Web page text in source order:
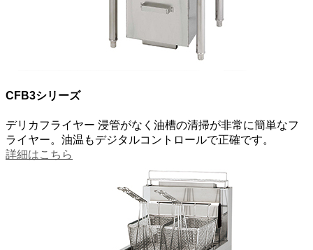
CFB3シリーズ
デリカフライヤー 浸管がなく油槽の清掃が非常に簡単なフ
ライヤー。油温もデジタルコントロールで正確です。
詳細はこちら